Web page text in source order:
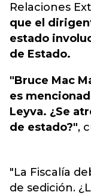
Relaciones
que el
estado
de Estado.
"Bruce Mac
es
Leyva. ¿Se
de estado?",
"La Fiscalía
de sedición.